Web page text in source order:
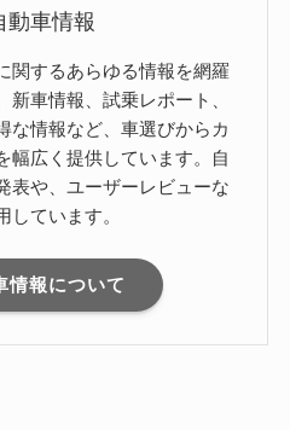
動車情報
関するあらゆる情報を網羅
新車情報、試乗レポート、
な情報など、車選びからカ
幅広く提供しています。自
表や、ユーザーレビューな
しています。
情報について